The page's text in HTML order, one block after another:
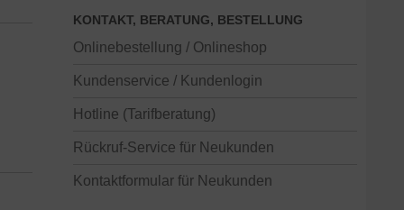
KONTAKT, BERATUNG, BESTELLUNG
Onlinebestellung / Onlineshop
Kundenservice / Kundenlogin
Hotline (Tarifberatung)
Rückruf-Service für Neukunden
Kontaktformular für Neukunden